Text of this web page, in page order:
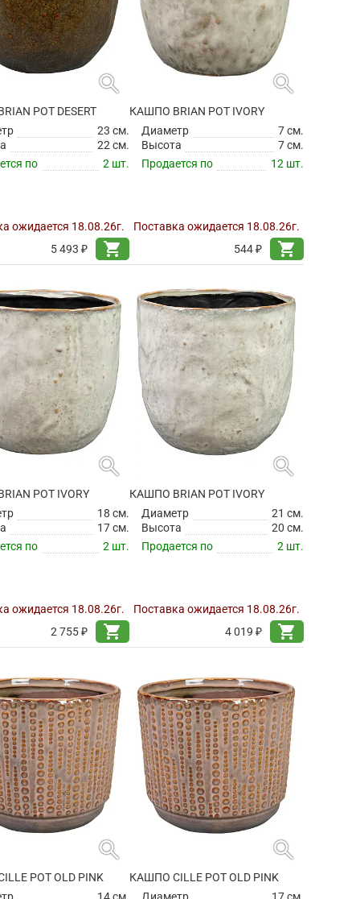
search
POT DESERT
23 см.
22 см.
по
2 шт.
ожидается 18.08.26г.
5 493 ₽
shopping_cart
search
КАШПО BRIAN POT IVORY
Диаметр
7 см.
Высота
7 см.
Продается по
12 шт.
Поставка ожидается 18.08.26г.
544 ₽
shopping_cart
search
POT IVORY
18 см.
17 см.
по
2 шт.
ожидается 18.08.26г.
2 755 ₽
shopping_cart
search
КАШПО BRIAN POT IVORY
Диаметр
21 см.
Высота
20 см.
Продается по
2 шт.
Поставка ожидается 18.08.26г.
4 019 ₽
shopping_cart
search
POT OLD PINK
search
КАШПО CILLE POT OLD PINK